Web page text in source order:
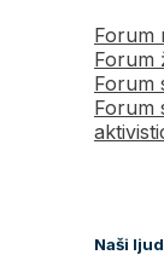
Forum
Forum
Forum
Forum
Naši